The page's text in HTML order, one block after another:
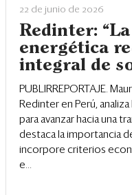
22 de junio de 2026
Redinter:
energética
integral de
PUBLIRREPORTAJE.
Redinter en Perú,
para avanzar hacia una
destaca la importancia
incorpore criterios
e...